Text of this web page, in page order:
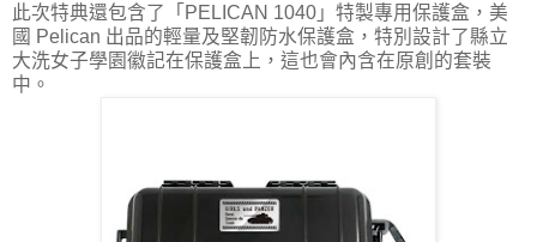
此次特典還包含了「PELICAN 1040」特製專用保護盒，美
國 Pelican 出品的輕量及堅韌防水保護盒，特別設計了縣立
大洗女子學園徽記在保護盒上，這也會內含在原創的套裝
中。